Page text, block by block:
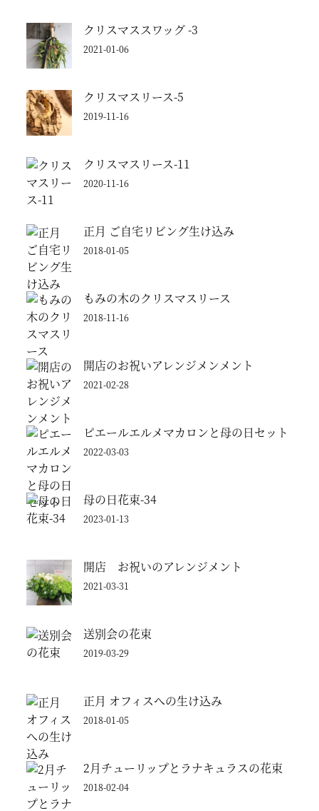
クリスマススワッグ -3
2021-01-06
クリスマスリース-5
2019-11-16
クリスマスリース-11
2020-11-16
正月 ご自宅リビング生け込み
2018-01-05
もみの木のクリスマスリース
2018-11-16
開店のお祝いアレンジメンメント
2021-02-28
ピエールエルメマカロンと母の日セット
2022-03-03
母の日花束-34
2023-01-13
開店 お祝いのアレンジメント
2021-03-31
送別会の花束
2019-03-29
正月 オフィスへの生け込み
2018-01-05
2月チューリップとラナキュラスの花束
2018-02-04